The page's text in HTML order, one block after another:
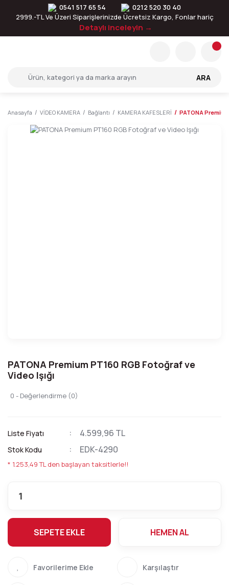
0541 517 65 54
0212 520 30 40
2999.-TL Ve Üzeri Siparişlerinizde Ücretsiz Kargo, Fonlar hariç
Detaylı inceleyin →
ARA
Anasayfa VİDEO KAMERA Bağlantı KAMERA KAFESLERİ PATONA
PATONA Premium PT160 RGB Fotoğraf ve
Video Işığı
0 - Değerlendirme (0)
Liste Fiyatı 4.599,96 TL
Stok Kodu EDK-4290
* 1.253,49 TL den başlayan taksitlerle!!
SEPETE EKLE HEMEN AL
Karşılaştır